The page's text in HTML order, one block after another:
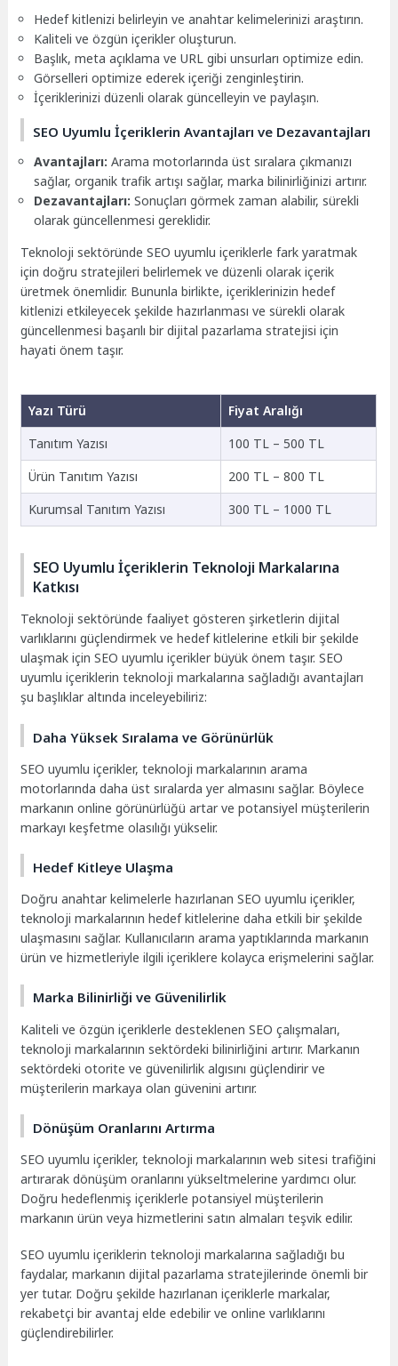
Hedef kitlenizi belirleyin ve anahtar kelimelerinizi araştırın.
Kaliteli ve özgün içerikler oluşturun.
Başlık, meta açıklama ve URL gibi unsurları optimize edin.
Görselleri optimize ederek içeriği zenginleştirin.
İçeriklerinizi düzenli olarak güncelleyin ve paylaşın.
SEO Uyumlu İçeriklerin Avantajları ve Dezavantajları
Avantajları: Arama motorlarında üst sıralara çıkmanızı
sağlar, organik trafik artışı sağlar, marka bilinirliğinizi artırır.
Dezavantajları: Sonuçları görmek zaman alabilir, sürekli
olarak güncellenmesi gereklidir.
Teknoloji sektöründe SEO uyumlu içeriklerle fark yaratmak
için doğru stratejileri belirlemek ve düzenli olarak içerik
üretmek önemlidir. Bununla birlikte, içeriklerinizin hedef
kitlenizi etkileyecek şekilde hazırlanması ve sürekli olarak
güncellenmesi başarılı bir dijital pazarlama stratejisi için
hayati önem taşır.
Yazı Türü
Fiyat Aralığı
Tanıtım Yazısı
100 TL – 500 TL
Ürün Tanıtım Yazısı
200 TL – 800 TL
Kurumsal Tanıtım Yazısı
300 TL – 1000 TL
SEO Uyumlu İçeriklerin Teknoloji Markalarına
Katkısı
Teknoloji sektöründe faaliyet gösteren şirketlerin dijital
varlıklarını güçlendirmek ve hedef kitlelerine etkili bir şekilde
ulaşmak için SEO uyumlu içerikler büyük önem taşır. SEO
uyumlu içeriklerin teknoloji markalarına sağladığı avantajları
şu başlıklar altında inceleyebiliriz:
Daha Yüksek Sıralama ve Görünürlük
SEO uyumlu içerikler, teknoloji markalarının arama
motorlarında daha üst sıralarda yer almasını sağlar. Böylece
markanın online görünürlüğü artar ve potansiyel müşterilerin
markayı keşfetme olasılığı yükselir.
Hedef Kitleye Ulaşma
Doğru anahtar kelimelerle hazırlanan SEO uyumlu içerikler,
teknoloji markalarının hedef kitlelerine daha etkili bir şekilde
ulaşmasını sağlar. Kullanıcıların arama yaptıklarında markanın
ürün ve hizmetleriyle ilgili içeriklere kolayca erişmelerini sağlar.
Marka Bilinirliği ve Güvenilirlik
Kaliteli ve özgün içeriklerle desteklenen SEO çalışmaları,
teknoloji markalarının sektördeki bilinirliğini artırır. Markanın
sektördeki otorite ve güvenilirlik algısını güçlendirir ve
müşterilerin markaya olan güvenini artırır.
Dönüşüm Oranlarını Artırma
SEO uyumlu içerikler, teknoloji markalarının web sitesi trafiğini
artırarak dönüşüm oranlarını yükseltmelerine yardımcı olur.
Doğru hedeflenmiş içeriklerle potansiyel müşterilerin
markanın ürün veya hizmetlerini satın almaları teşvik edilir.
SEO uyumlu içeriklerin teknoloji markalarına sağladığı bu
faydalar, markanın dijital pazarlama stratejilerinde önemli bir
yer tutar. Doğru şekilde hazırlanan içeriklerle markalar,
rekabetçi bir avantaj elde edebilir ve online varlıklarını
güçlendirebilirler.